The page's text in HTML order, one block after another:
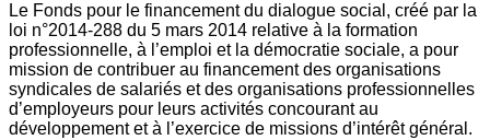
Le Fonds pour le financement du dialogue social, créé par la
loi n°2014-288 du 5 mars 2014 relative à la formation
professionnelle, à l’emploi et la démocratie sociale, a pour
mission de contribuer au financement des organisations
syndicales de salariés et des organisations professionnelles
d’employeurs pour leurs activités concourant au
développement et à l’exercice de missions d’intérêt général.